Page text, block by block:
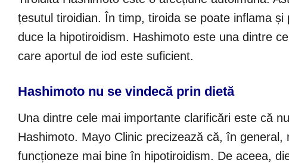
țesutul tiroidian. În timp, tiroida se poate inflama
duce la hipotiroidism. Hashimoto este una dintre
care aportul de iod este suficient.
Hashimoto nu se vindecă prin dietă
Una dintre cele mai importante clarificări este că
Hashimoto. Mayo Clinic precizează că, în
funcționeze mai bine în hipotiroidism. De aceea,